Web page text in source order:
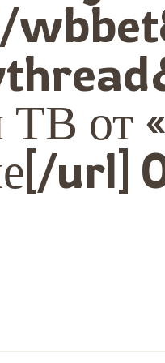
ТВ от
url]